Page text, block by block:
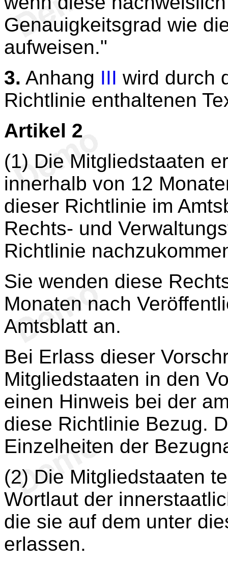
Genauigkeitsgrad wie
aufweisen."
3. Anhang III wird durch
Richtlinie enthaltenen
Artikel 2
(1) Die Mitgliedstaaten
innerhalb von 12
dieser Richtlinie im
Rechts- und
Richtlinie
Sie wenden diese
Monaten nach
Amtsblatt an.
Bei Erlass dieser
Mitgliedstaaten in den
einen Hinweis bei der
diese Richtlinie Bezug.
Einzelheiten der
(2) Die Mitgliedstaaten
Wortlaut der
die sie auf dem unter
erlassen.